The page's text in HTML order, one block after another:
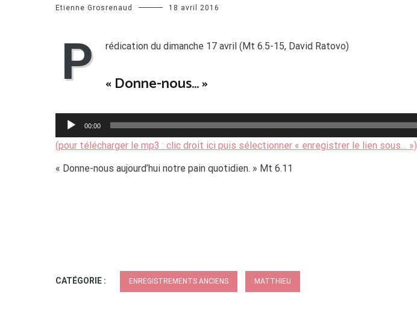
Etienne Grosrenaud 18 avril 2016
P rédication du dimanche 17 avril (Mt 6.5-15, David Ratovo)
« Donne-nous… »
Lecteur
00:00
(pour télécharger le mp3 : clic droit ici puis sélectionner « enregistrer le lien sous… »)
« Donne-nous aujourd’hui notre pain quotidien. » Mt 6.11
CATÉGORIE : ENREGISTREMENTS ANCIENS MATTHIEU